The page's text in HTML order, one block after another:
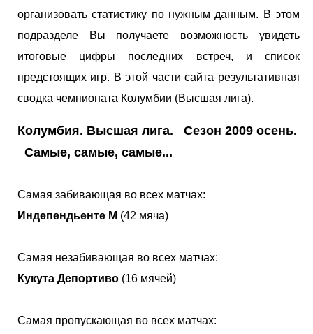
организовать статистику по нужным данным. В этом
подразделе Вы получаете возможность увидеть
итоговые цифры последних встреч, и список
предстоящих игр. В этой части сайта результативная
сводка чемпионата Колумбии (Высшая лига).
Колумбия. Высшая лига. Сезон 2009 осень.
Самые, самые, самые...
Самая забивающая во всех матчах:
Индепендьенте М (42 мяча)
Самая незабивающая во всех матчах:
Кукута Депортиво (16 мячей)
Самая пропускающая во всех матчах: